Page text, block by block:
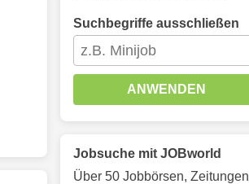
Suchbegriffe ausschließen
ANWENDEN
Jobsuche mit JOBworld
Über 50 Jobbörsen, Zeitungen